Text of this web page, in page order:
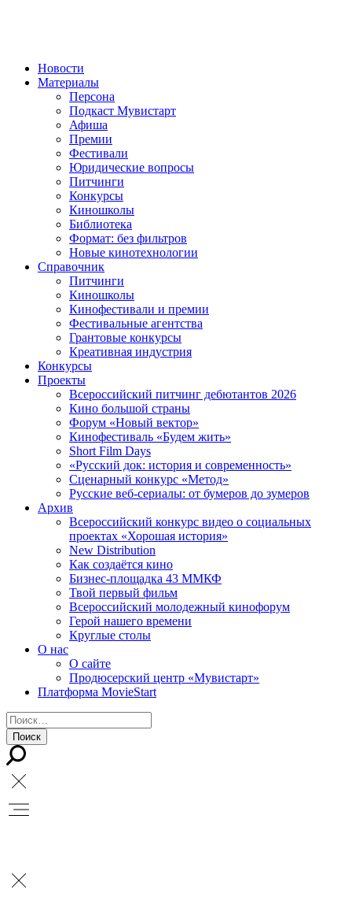
Новости
Материалы
Персона
Подкаст Мувистарт
Афиша
Премии
Фестивали
Юридические вопросы
Питчинги
Конкурсы
Киношколы
Библиотека
Формат: без фильтров
Новые кинотехнологии
Справочник
Питчинги
Киношколы
Кинофестивали и премии
Фестивальные агентства
Грантовые конкурсы
Креативная индустрия
Конкурсы
Проекты
Всероссийский питчинг дебютантов 2026
Кино большой страны
Форум «Новый вектор»
Кинофестиваль «Будем жить»
Short Film Days
«Русский док: история и современность»
Сценарный конкурс «Метод»
Русские веб-сериалы: от бумеров до зумеров
Архив
Всероссийский конкурс видео о социальных
проектах «Хорошая история»
New Distribution
Как создаётся кино
Бизнес-площадка 43 ММКФ
Твой первый фильм
Всероссийский молодежный кинофорум
Герой нашего времени
Круглые столы
О нас
О сайте
Продюсерский центр «Мувистарт»
Платформа MovieStart